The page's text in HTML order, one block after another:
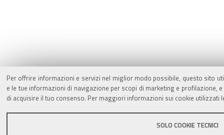
Per offrire informazioni e servizi nel miglior modo possibile, questo sito
e le tue informazioni di navigazione per scopi di marketing e
di acquisire il tuo consenso. Per maggiori informazioni sui cookie utilizzati
SOLO COOKIE TECNICI